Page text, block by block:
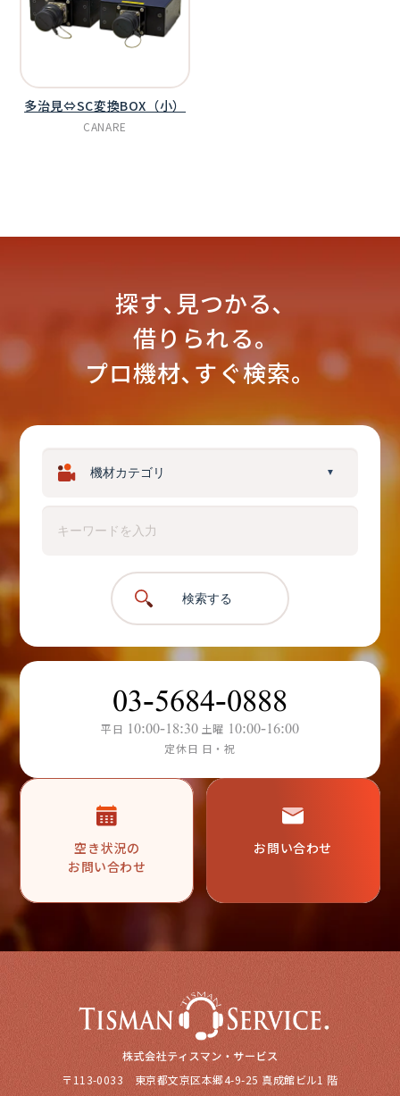
多治見⇔SC変換BOX（小）
CANARE
探す､見つかる､
借りられる｡
プロ機材､すぐ検索。
▼
検索する
03-5684-0888
平日 10:00-18:30 土曜 10:00-16:00
定休日 日・祝
空き状況の
お問い合わせ
お問い合わせ
〒113-0033 東京都文京区本郷4-9-25 真成館ビル1 階